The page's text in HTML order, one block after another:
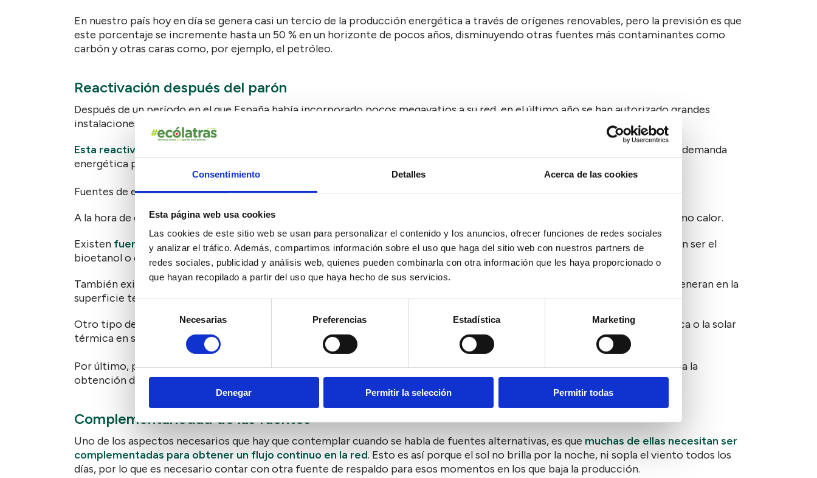
Consentimiento Detalles Acerca de las cookies
Esta página web usa cookies
Las cookies de este sitio web se usan para personalizar el contenido y los anuncios, ofrecer funciones de redes sociales
y analizar el tráfico. Además, compartimos información sobre el uso que haga del sitio web con nuestros partners de
redes sociales, publicidad y análisis web, quienes pueden combinarla con otra información que les haya proporcionado o
que hayan recopilado a partir del uso que haya hecho de sus servicios.
de
consentimiento
Necesarias Preferencias Estadística Marketing
Denegar Permitir la selección Permitir todas
En nuestro país hoy en día se genera casi un tercio de la producción energética a través de orígenes renovables, pero la previsión es que
este porcentaje se incremente hasta un 50 % en un horizonte de pocos años, disminuyendo otras fuentes más contaminantes como
carbón y otras caras como, por ejemplo, el petróleo.
Reactivación después del parón
Después de un período en el que España había incorporado pocos megavatios a su red, en el último año se han autorizado grandes
instalaciones tanto fotovoltaicas como eólicas.
Esta reactivación viene en sintonía con las demandas de la Unión Europea
para que en el año 2030 se alcance el 32 % de la demanda
energética proveniente de las renovables.
Fuentes de energías renovables
A la hora de clasificar las fuentes alternativas tenemos un gran abanico de posibilidades tanto para generar electricidad como calor.
Existen fuentes de energía renovables procedentes de residuos, como los pellets, o de productos cultivados, como pueden ser el
bioetanol o el biodiésel.
También existen tecnologías sostenibles que no proceden de ningún tipo de recurso físico, sino de los fenómenos que se generan en la
superficie terrestre como por ejemplo la eólica o la marina.
Otro tipo de fuentes limpias que no dependen de nuestra atmósfera, sino de la radiación que viene del sol, son la fotovoltaica o la solar
térmica en sus diferentes configuraciones.
Por último, podemos hablar de un tercer tipo de energía que es la obtenida de la corteza terrestre, la geotérmica, válida para la
obtención de climatización o la generación de electricidad.
Complementariedad de las fuentes
Uno de los aspectos necesarios que hay que contemplar cuando se habla de fuentes alternativas, es que muchas de ellas necesitan ser
complementadas para obtener un flujo continuo en la red. Esto es así porque el sol no brilla por la noche, ni sopla el viento todos los
días, por lo que es necesario contar con otra fuente de respaldo para esos momentos en los que baja la producción.